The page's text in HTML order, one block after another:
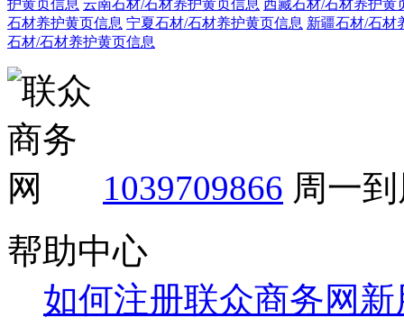
护黄页信息 云南石材/石材养护黄页信息 西藏石材/石材养护黄
石材养护黄页信息 宁夏石材/石材养护黄页信息 新疆石材/石材
石材/石材养护黄页信息
1039709866 周一
帮助中心
如何注册联众商务网